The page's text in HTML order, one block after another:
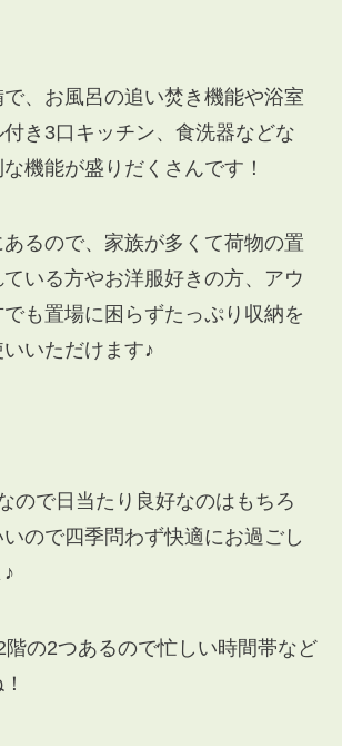
、お風呂の追い焚き機能や浴室
き3口キッチン、食洗器などな
機能が盛りだくさんです！
るので、家族が多くて荷物の置
いる方やお洋服好きの方、アウ
でも置場に困らずたっぷり収納を
いただけます♪
ので日当たり良好なのはもちろ
ので四季問わず快適にお過ごし
階の2つあるので忙しい時間帯など